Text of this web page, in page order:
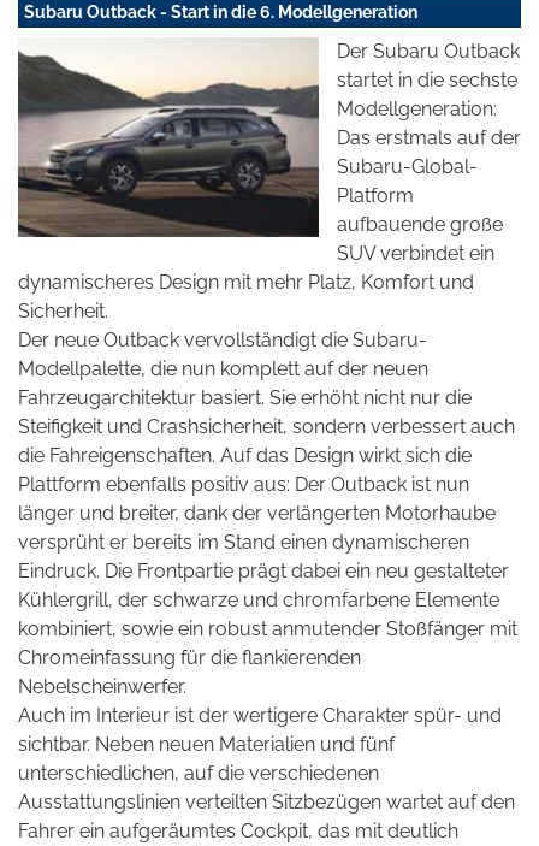
Subaru Outback - Start in die 6. Modellgeneration
Der Subaru Outback
startet in die sechste
Modellgeneration:
Das erstmals auf der
Subaru-Global-
Platform
aufbauende große
SUV verbindet ein
dynamischeres Design mit mehr Platz, Komfort und
Sicherheit.
Der neue Outback vervollständigt die Subaru-
Modellpalette, die nun komplett auf der neuen
Fahrzeugarchitektur basiert. Sie erhöht nicht nur die
Steifigkeit und Crashsicherheit, sondern verbessert auch
die Fahreigenschaften. Auf das Design wirkt sich die
Plattform ebenfalls positiv aus: Der Outback ist nun
länger und breiter, dank der verlängerten Motorhaube
versprüht er bereits im Stand einen dynamischeren
Eindruck. Die Frontpartie prägt dabei ein neu gestalteter
Kühlergrill, der schwarze und chromfarbene Elemente
kombiniert, sowie ein robust anmutender Stoßfänger mit
Chromeinfassung für die flankierenden
Nebelscheinwerfer.
Auch im Interieur ist der wertigere Charakter spür- und
sichtbar. Neben neuen Materialien und fünf
unterschiedlichen, auf die verschiedenen
Ausstattungslinien verteilten Sitzbezügen wartet auf den
Fahrer ein aufgeräumtes Cockpit, das mit deutlich